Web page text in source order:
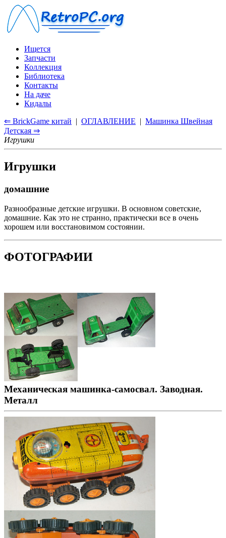
Ищется
Запчасти
Коллекция
Библиотека
Контакты
На даче
Кидалы
⇐ BrickGame китай | ОГЛАВЛЕНИЕ | Машинка Швейная
Детская ⇒
Игрушки
Игрушки
домашние
Разнообразные детские игрушки. В основном советские,
домашние. Как это не странно, практически все в очень
хорошем или восстановимом состоянии.
ФОТОГРАФИИ
Механическая машинка-самосвал. Заводная.
Металл